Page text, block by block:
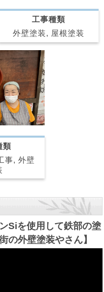
工事種類
外壁塗装, 屋根塗装
類
事, 外壁
Siを使用して鉄部の塗
の外壁塗装やさん】